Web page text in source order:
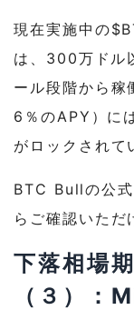
現在実施中の
は、300万ドル
ール段階から稼
6％のAPY）に
がロックされて
BTC Bullの公式
らご確認いただ
下落相場
（３）